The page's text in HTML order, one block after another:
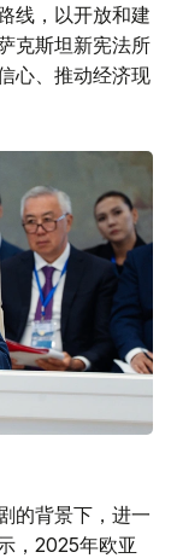
线，以开放和建
克斯坦新宪法所
心、推动经济现
的背景下，进一
，2025年欧亚